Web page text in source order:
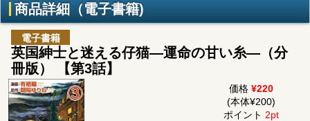
商品詳細（電子書籍)
電子書籍
英国紳士と迷える仔猫―運命の甘い糸―（分
冊版） 【第3話】
価格 ¥220
(本体¥200)
ポイント 2pt